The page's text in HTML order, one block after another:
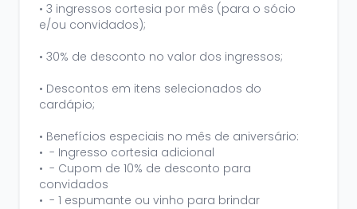
• 3 ingressos cortesia por mês (para o sócio
e/ou convidados);
• 30% de desconto no valor dos ingressos;
• Descontos em itens selecionados do
cardápio;
• Benefícios especiais no mês de aniversário:
• - Ingresso cortesia adicional
• - Cupom de 10% de desconto para
convidados
• - 1 espumante ou vinho para brindar